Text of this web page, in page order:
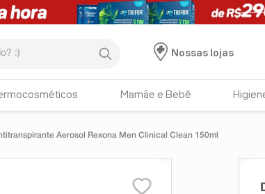
Nossas lojas
Mamãe e Bebê
Aerosol Rexona Men Clinical Clean 150ml